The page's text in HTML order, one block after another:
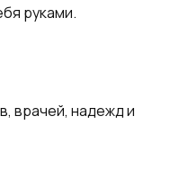
руками.
врачей, надежд и